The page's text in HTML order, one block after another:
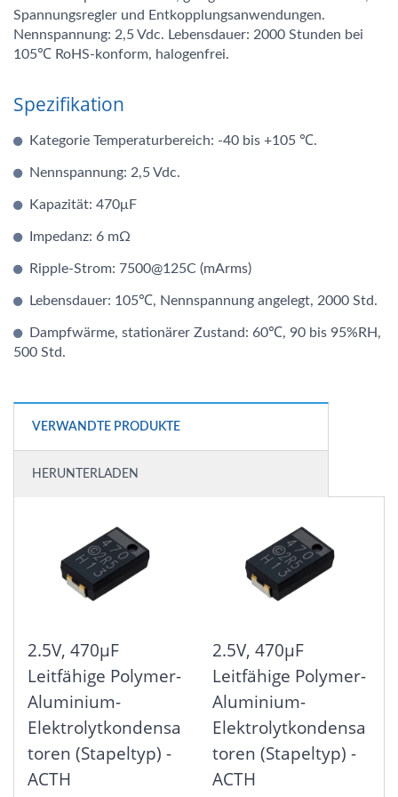
Spannungsregler und Entkopplungsanwendungen.
Nennspannung: 2,5 Vdc. Lebensdauer: 2000 Stunden bei
105℃ RoHS-konform, halogenfrei.
Spezifikation
Kategorie Temperaturbereich: -40 bis +105 ℃.
Nennspannung: 2,5 Vdc.
Kapazität: 470μF
Impedanz: 6 mΩ
Ripple-Strom: 7500@125C (mArms)
Lebensdauer: 105℃, Nennspannung angelegt, 2000 Std.
Dampfwärme, stationärer Zustand: 60℃, 90 bis 95%RH,
500 Std.
VERWANDTE PRODUKTE
HERUNTERLADEN
2.5V, 470μF
Leitfähige Polymer-
Aluminium-
Elektrolytkondensa
Toren (Stapeltyp) -
ACTH
2.5V, 470μF
Leitfähige Polymer-
Aluminium-
Elektrolytkondensa
Toren (Stapeltyp) -
ACTH